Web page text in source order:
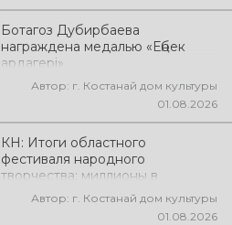
Ботагоз Дубирбаева
награждена медалью «Еңбек
ардагері»
Автор: г. Костанай дом культуры
01.08.2026
КН: Итоги областного
фестиваля народного
творчества: миллионы в
культуруАвтор: г. Костанай дом культуры
01.08.2026